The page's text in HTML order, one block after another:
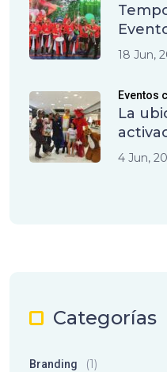
18 Jun,
Eventos
La
4 Jun,
Categorías
Branding (1)